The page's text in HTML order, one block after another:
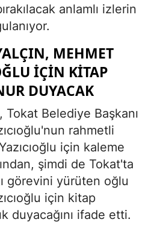
anlamlı izlerin
MEHMET
İÇIN KITAP
DUYACAK
Tokat Belediye Başkanı
rahmetli
için kaleme
şimdi de Tokat'ta
görevini yürüten oğlu
için kitap
duyacağını ifade etti.